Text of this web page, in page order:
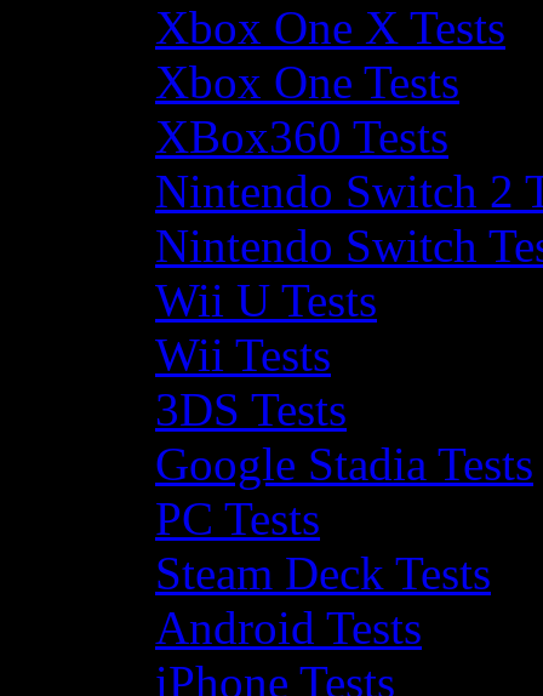
Xbox One X Tests
Xbox One Tests
XBox360 Tests
Nintendo Switch 2
Nintendo Switch
Wii U Tests
Wii Tests
3DS Tests
Google Stadia Tests
PC Tests
Steam Deck Tests
Android Tests
iPhone Tests